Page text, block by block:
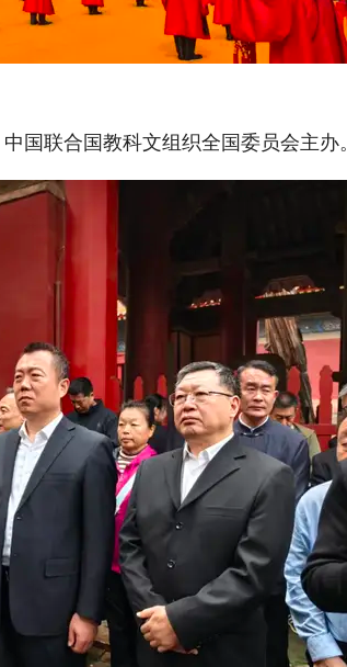
国联合国教科文组织全国委员会主办。